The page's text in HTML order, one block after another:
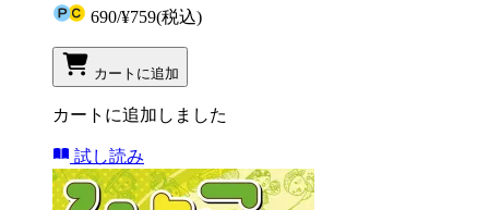
690/¥759(税込)
カートに追加
カートに追加しました
試し読み